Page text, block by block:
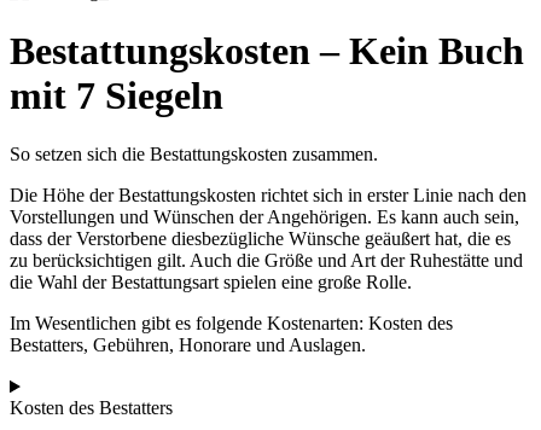
Bestattungskosten – Kein Buch
mit 7 Siegeln
So setzen sich die Bestattungskosten zusammen.
Die Höhe der Bestattungskosten richtet sich in erster Linie nach den
Vorstellungen und Wünschen der Angehörigen. Es kann auch sein,
dass der Verstorbene diesbezügliche Wünsche geäußert hat, die es
zu berücksichtigen gilt. Auch die Größe und Art der Ruhestätte und
die Wahl der Bestattungsart spielen eine große Rolle.
Im Wesentlichen gibt es folgende Kostenarten: Kosten des
Bestatters, Gebühren, Honorare und Auslagen.
Kosten des Bestatters